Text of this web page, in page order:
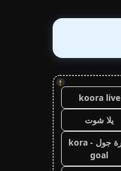
!
koora live
يلا شوت
كورة جول - kora
goal